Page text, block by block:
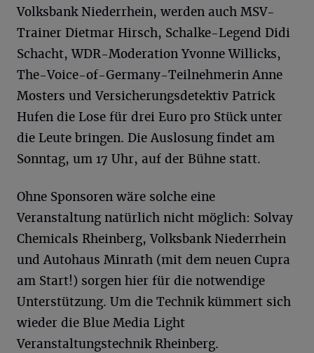
Volksbank Niederrhein, werden auch MSV-
Trainer Dietmar Hirsch, Schalke-Legend Didi
Schacht, WDR-Moderation Yvonne Willicks,
The-Voice-of-Germany-Teilnehmerin Anne
Mosters und Versicherungsdetektiv Patrick
Hufen die Lose für drei Euro pro Stück unter
die Leute bringen. Die Auslosung findet am
Sonntag, um 17 Uhr, auf der Bühne statt.
Ohne Sponsoren wäre solche eine
Veranstaltung natürlich nicht möglich: Solvay
Chemicals Rheinberg, Volksbank Niederrhein
und Autohaus Minrath (mit dem neuen Cupra
am Start!) sorgen hier für die notwendige
Unterstützung. Um die Technik kümmert sich
wieder die Blue Media Light
Veranstaltungstechnik Rheinberg.